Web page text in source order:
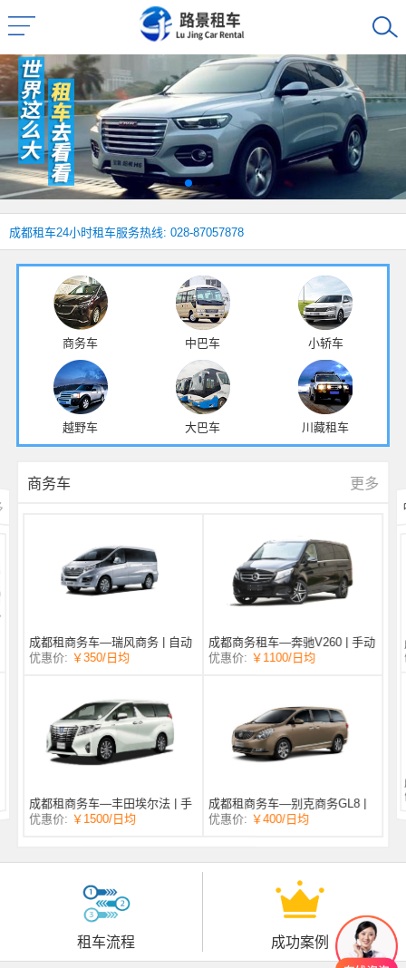
成都租车24小时租车服务热线: 028-87057878
商务车 中巴车 小轿车
越野车 大巴车 川藏租车
商务车 更多
成都租商务车—瑞风商务 | 自动
挡 | 7座
优惠价: ￥350/日均
成都商务租车—奔驰V260 | 手动
挡 |
优惠价: ￥1100/日均
成都租商务车—丰田埃尔法 | 手
自一体 |
优惠价: ￥1500/日均
成都租商务车—别克商务GL8 |
自动挡 | 7座
优惠价: ￥400/日均
租车流程 成功案例